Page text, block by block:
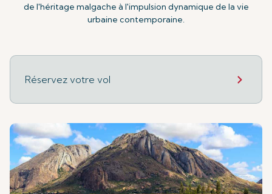
de l'héritage malgache à l'impulsion dynamique de la vie
urbaine contemporaine.
Réservez votre vol